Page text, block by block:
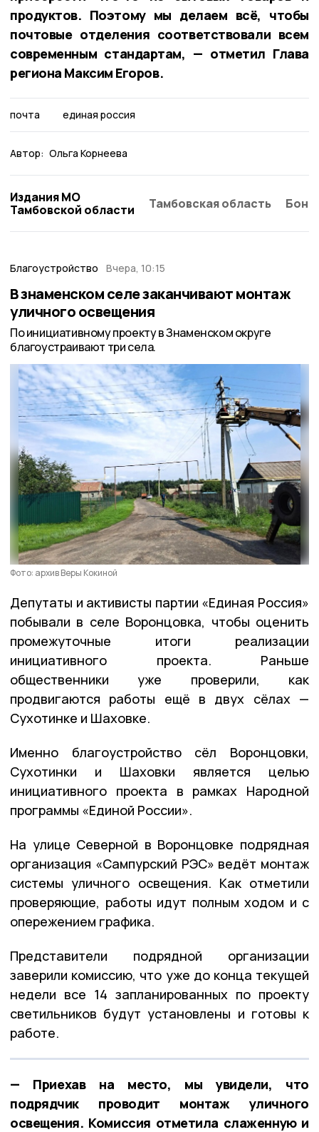
продуктов. Поэтому мы делаем всё, чтобы
почтовые отделения соответствовали всем
современным стандартам, — отметил Глава
региона Максим Егоров.
почта единая россия
Автор: Ольга Корнеева
Издания МО
Тамбовской области
Тамбовская область
Благоустройство Вчера, 10:15
В знаменском селе заканчивают монтаж
уличного освещения
По инициативному проекту в Знаменском округе
благоустраивают три села.
Фото: архив Веры Кокиной
Депутаты и активисты партии «Единая Россия»
побывали в селе Воронцовка, чтобы оценить
промежуточные итоги реализации
инициативного проекта. Раньше
общественники уже проверили, как
продвигаются работы ещё в двух сёлах —
Сухотинке и Шаховке.
Именно благоустройство сёл Воронцовки,
Сухотинки и Шаховки является целью
инициативного проекта в рамках Народной
программы «Единой России».
На улице Северной в Воронцовке подрядная
организация «Сампурский РЭС» ведёт монтаж
системы уличного освещения. Как отметили
проверяющие, работы идут полным ходом и с
опережением графика.
Представители подрядной организации
заверили комиссию, что уже до конца текущей
недели все 14 запланированных по проекту
светильников будут установлены и готовы к
работе.
— Приехав на место, мы увидели, что
подрядчик проводит монтаж уличного
освещения. Комиссия отметила слаженную и